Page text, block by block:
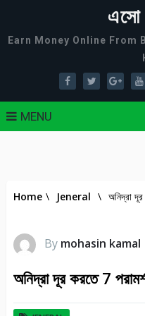
Earn Money Online From
MENU
Home \ Jeneral \ অনিদ্রা
By mohasin kamal
অনিদ্রা দূর করতে 7